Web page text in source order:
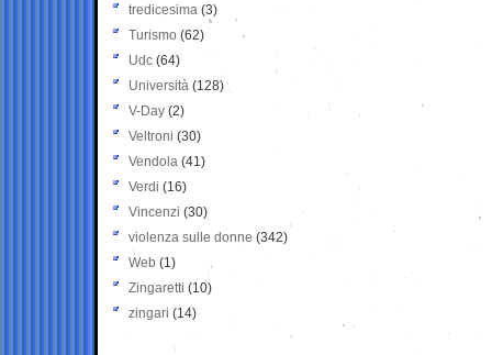
tredicesima (3)
Turismo (62)
Udc (64)
Università (128)
V-Day (2)
Veltroni (30)
Vendola (41)
Verdi (16)
Vincenzi (30)
violenza sulle donne (342)
Web (1)
Zingaretti (10)
zingari (14)